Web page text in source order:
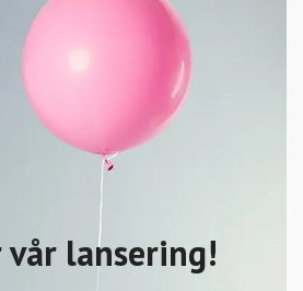
lansering!